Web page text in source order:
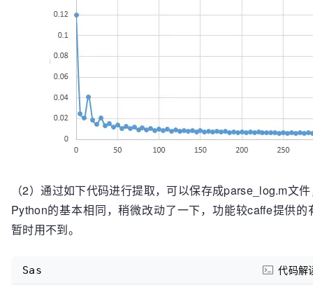
（2）通过如下代码进行提取，可以保存成parse_log.m文
Python的基本相同，稍微改动了一下，功能较caffe提供
暂时用不到。
Sas 代码解